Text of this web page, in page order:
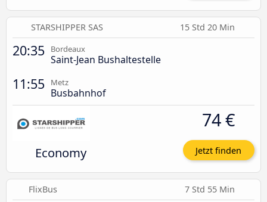
STARSHIPPER SAS 15 Std 20 Min
20:35 Bordeaux
Saint-Jean Bushaltestelle
11:55 Metz
Busbahnhof
Economy
74 €
Jetzt finden
FlixBus 7 Std 55 Min